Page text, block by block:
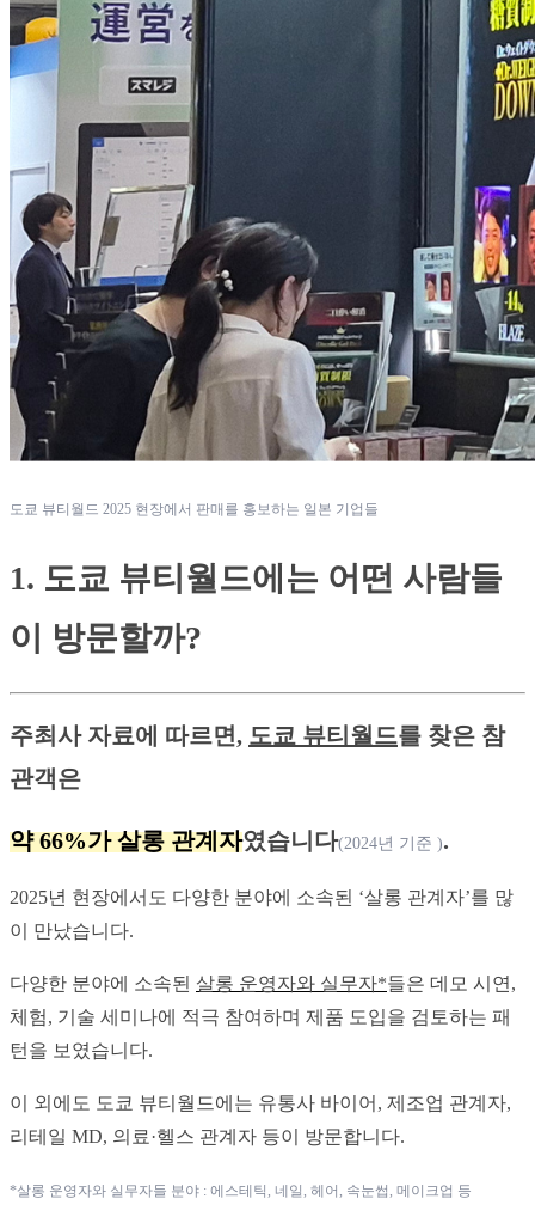
도쿄 뷰티월드 2025 현장에서 판매를 홍보하는 일본 기업들
1. 도쿄 뷰티월드에는 어떤 사람들
이 방문할까?
주최사 자료에 따르면, 도쿄 뷰티월드를 찾은 참
관객은
약 66%가 살롱 관계자였습니다(2024년 기준 ).
2025년 현장에서도 다양한 분야에 소속된 ‘살롱 관계자’를 많
이 만났습니다.
다양한 분야에 소속된 살롱 운영자와 실무자*들은 데모 시연,
체험, 기술 세미나에 적극 참여하며 제품 도입을 검토하는 패
턴을 보였습니다.
이 외에도 도쿄 뷰티월드에는 유통사 바이어, 제조업 관계자,
리테일 MD, 의료·헬스 관계자 등이 방문합니다.
*살롱 운영자와 실무자들 분야 : 에스테틱, 네일, 헤어, 속눈썹, 메이크업 등